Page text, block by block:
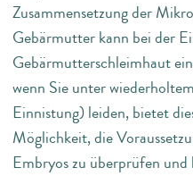
Zusammensetzung der
Gebärmutter kann bei der
Gebärmutterschleimhaut
wenn Sie unter
Einnistung) leiden, bietet
Möglichkeit, die
Embryos zu überprüfen und